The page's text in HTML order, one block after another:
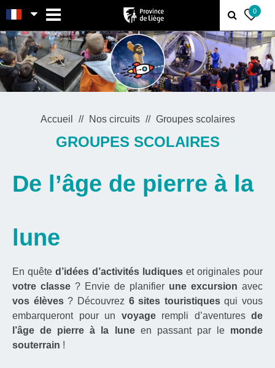
0
Accueil Nos circuits Groupes scolaires
GROUPES SCOLAIRES
De l’âge de pierre à la
lune
En quête d’idées d’activités ludiques et originales pour
votre classe ? Envie de planifier une excursion avec
vos élèves? Découvrez 6 sites touristiquesqui vous
embarqueront pour un voyagerempli d’aventures de
l’âge de pierre à la luneen passant par le monde
souterrain !